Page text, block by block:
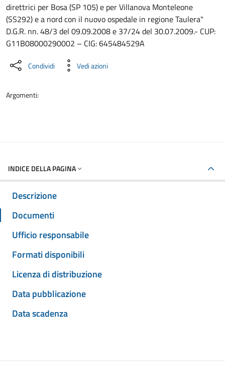
direttrici per Bosa (SP 105) e per Villanova Monteleone
(SS292) e a nord con il nuovo ospedale in regione Taulera"
D.G.R. nn. 48/3 del 09.09.2008 e 37/24 del 30.07.2009.- CUP:
G11B08000290002 – CIG: 645484529A
Condividi Vedi azioni
Argomenti:
INDICE DELLA PAGINA
Descrizione
Documenti
Ufficio responsabile
Formati disponibili
Licenza di distribuzione
Data pubblicazione
Data scadenza